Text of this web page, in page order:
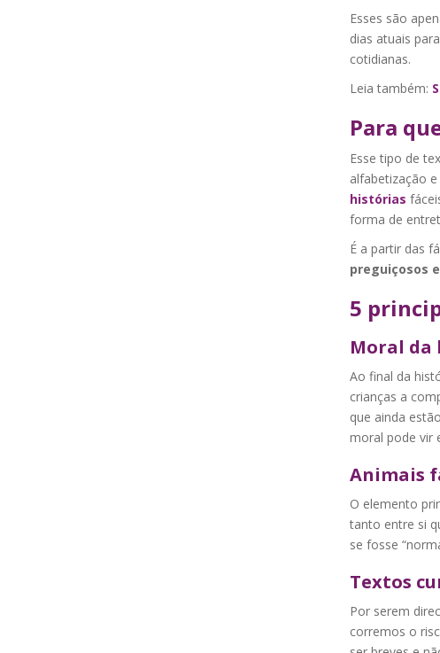
Esses são
dias atuais
cotidianas.
Leia também:
Para
Esse tipo de
alfabetização
histórias
forma de
É a partir das
preguiçosos
5
Moral da
Ao final da
crianças a
que ainda
moral pode vir
Animais
O elemento
tanto entre si
se fosse
Textos
Por serem
corremos o